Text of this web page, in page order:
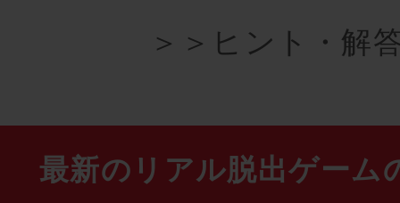
＞＞ヒント・解
最新のリアル脱出ゲーム